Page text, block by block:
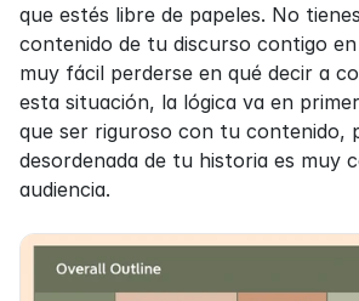
que estés libre de papeles. No
contenido de tu discurso contigo en
muy fácil perderse en qué decir a
esta situación, la lógica va en
que ser riguroso con tu contenido,
desordenada de tu historia es muy
audiencia.